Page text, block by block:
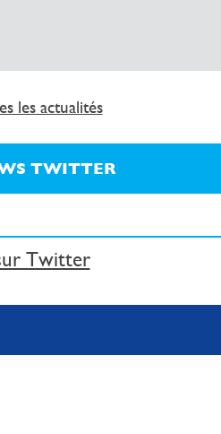
les actualités
TWITTER
Twitter